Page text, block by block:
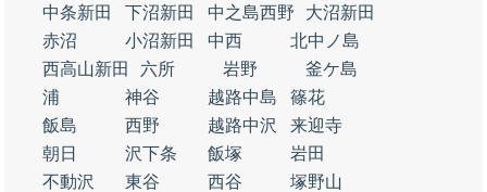
中条新田
下沼新田 中之島西野
大沼新田
赤沼
小沼新田 中西
北中ノ島
西高山新田
六所 岩野
釜ケ島
浦
神谷 越路中島
篠花
飯島
西野 越路中沢
来迎寺
朝日
沢下条 飯塚
岩田
不動沢
東谷 西谷
塚野山